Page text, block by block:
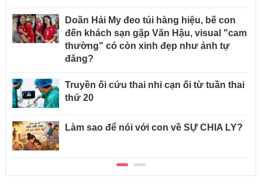
Doãn Hải My đeo túi hàng hiệu, bế con
đến khách sạn gặp Văn Hậu, visual "cam
thường" có còn xinh đẹp như ảnh tự
đăng?
Truyền ối cứu thai nhi cạn ối từ tuần thai
thứ 20
Làm sao để nói với con về SỰ CHIA LY?